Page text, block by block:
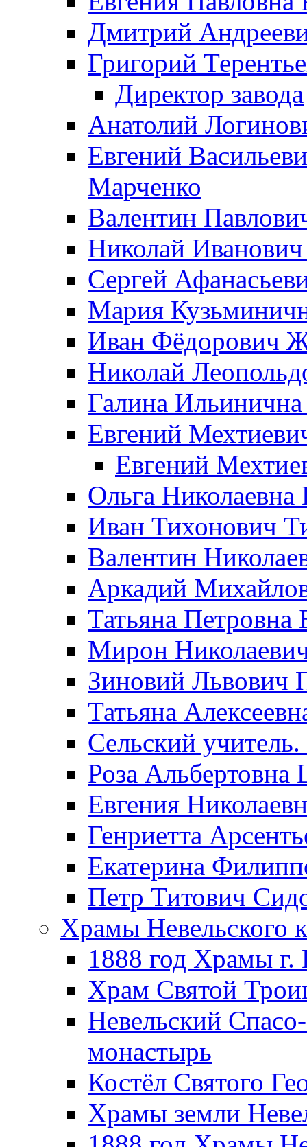
Дмитрий
Григорий
Директор завода
Анатолий
Евгений
Марченко
Валентин
Николай Иванович
Сергей
Мария
Иван Фёдорович
Николай
Галина
Евгений
Евгений
Ольга Николаевна
Иван Тихонович
Валентин
Аркадий
Татьяна Петровна
Мирон
Зиновий Львович
Татьяна
Сельский
Роза
Евгения
Генриетта
Екатерина
Петр Титович
Храмы Невельского
1888 год Храмы г.
Храм Святой
Невельский
монастырь
Костёл Святого
Храмы земли